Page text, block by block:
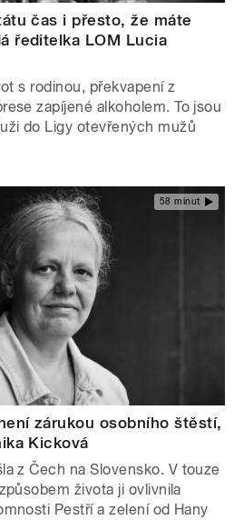
čas i přesto, že máte
ředitelka LOM Lucia
s rodinou, překvapení z
zapíjené alkoholem. To jsou
do Ligy otevřených mužů
58 minut
zárukou osobního štěstí,
Kicková
z Čech na Slovensko. V touze
života ji ovlivnila
Pestří a zelení od Hany